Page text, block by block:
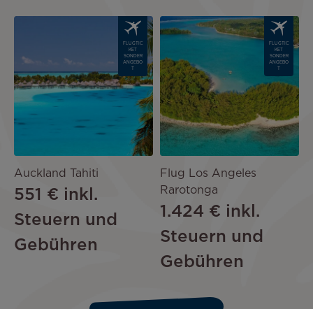
FLUGTIC
KET
SONDER
ANGEBO
Auckland Tahiti
551 € inkl.
Steuern und
Gebühren
Image
FLUGTIC
KET
SONDER
ANGEBO
Flug Los Angeles
Rarotonga
1.424 € inkl.
Steuern und
Gebühren